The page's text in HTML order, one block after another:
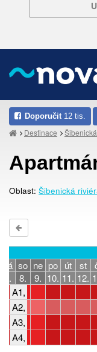
Doporučit 12 tis.
Destinace
Oblast: Šibenická
pá so ne po út st
7.
8. 9. 10. 11. 12.
A1, 2-4 osoby, 1
A2, 4-5 osob, 2 ložnice
A3, 4-8 osob, 3 ložnice
A4, 4-7 osob, 3 ložnice